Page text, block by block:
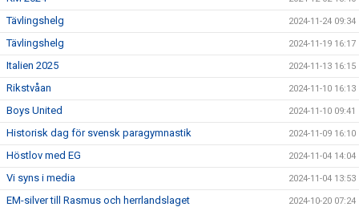
Tävlingshelg 2024-11-24 09:34
Tävlingshelg 2024-11-19 16:17
Italien 2025 2024-11-13 16:15
Rikstvåan 2024-11-10 16:13
Boys United 2024-11-10 09:41
Historisk dag för svensk paragymnastik 2024-11-09 16:10
Höstlov med EG 2024-11-04 14:04
Vi syns i media 2024-11-04 13:53
EM-silver till Rasmus och herrlandslaget 2024-10-20 07:24